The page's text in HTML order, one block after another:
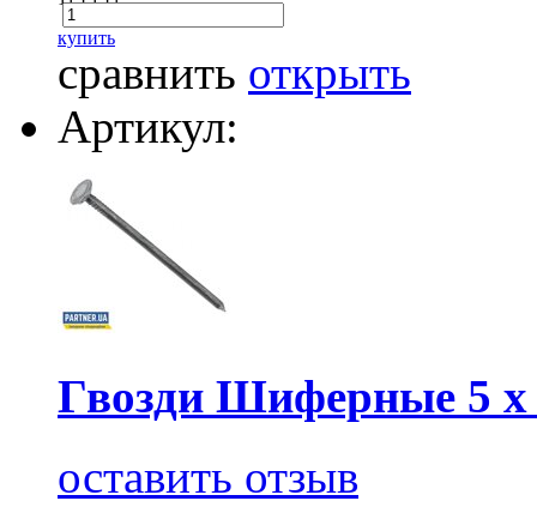
купить
сравнить открыть
Артикул:
Гвозди Шиферные 5
оставить отзыв